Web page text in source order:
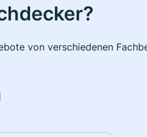
von verschiedenen